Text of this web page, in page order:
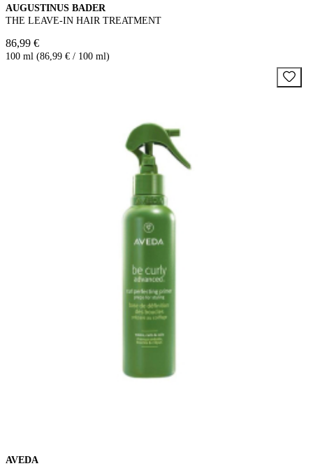
AUGUSTINUS BADER
THE LEAVE-IN HAIR TREATMENT
86,99 €
100 ml (86,99 € / 100 ml)
AVEDA